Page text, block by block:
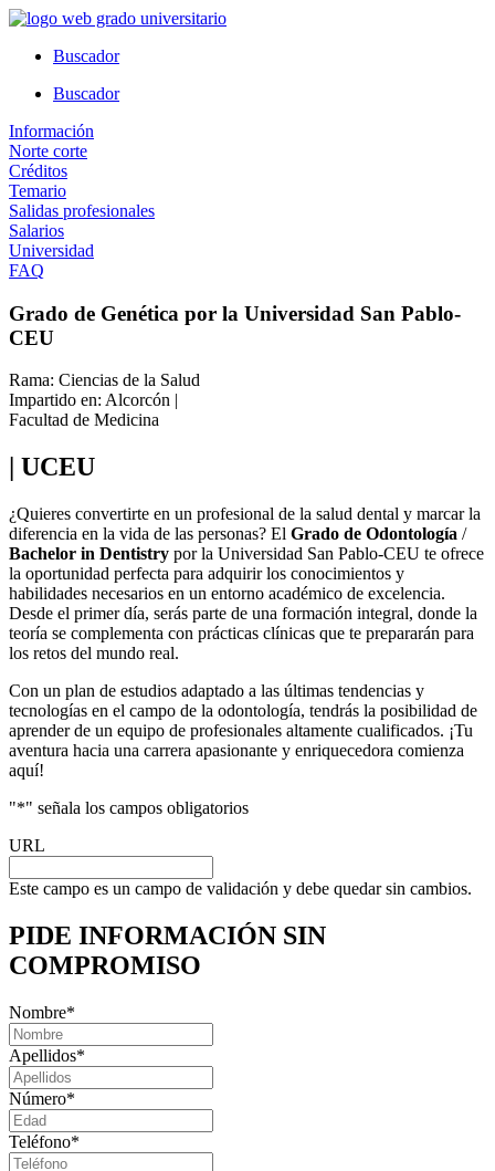
Ir
contenidoBuscador
Buscador
Información
Norte corte
Créditos
Temario
Salidas profesionales
Salarios
Universidad
FAQ
Grado de Genética por la Universidad San Pablo-
CEU
Rama: Ciencias de la Salud
Impartido en: Alcorcón |
Facultad de Medicina
| UCEU
¿Quieres convertirte en un profesional de la salud dental y marcar la
diferencia en la vida de las personas? El Grado de Odontología /
Bachelor in Dentistry por la Universidad San Pablo-CEU te ofrece
la oportunidad perfecta para adquirir los conocimientos y
habilidades necesarios en un entorno académico de excelencia.
Desde el primer día, serás parte de una formación integral, donde la
teoría se complementa con prácticas clínicas que te prepararán para
los retos del mundo real.
Con un plan de estudios adaptado a las últimas tendencias y
tecnologías en el campo de la odontología, tendrás la posibilidad de
aprender de un equipo de profesionales altamente cualificados. ¡Tu
aventura hacia una carrera apasionante y enriquecedora comienza
aquí!
"*" señala los campos obligatorios
URL
Este campo es un campo de validación y debe quedar sin cambios.
PIDE INFORMACIÓN SIN
COMPROMISO
Nombre*
Apellidos*
Número*
Teléfono*